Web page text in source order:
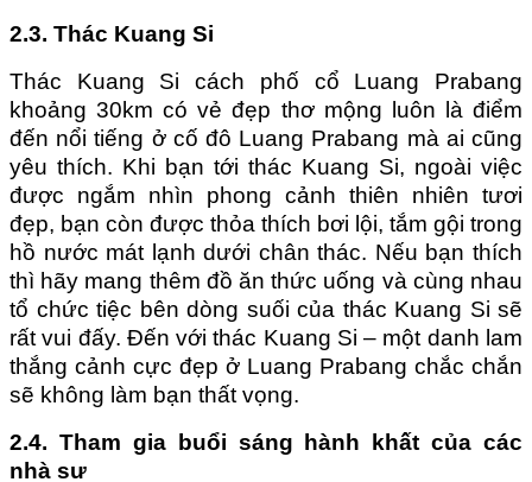
2.3. Thác Kuang Si
Thác Kuang Si cách phố cổ Luang Prabang
khoảng 30km có vẻ đẹp thơ mộng luôn là điểm
đến nổi tiếng ở cố đô Luang Prabang mà ai cũng
yêu thích. Khi bạn tới thác Kuang Si, ngoài việc
được ngắm nhìn phong cảnh thiên nhiên tươi
đẹp, bạn còn được thỏa thích bơi lội, tắm gội trong
hồ nước mát lạnh dưới chân thác. Nếu bạn thích
thì hãy mang thêm đồ ăn thức uống và cùng nhau
tổ chức tiệc bên dòng suối của thác Kuang Si sẽ
rất vui đấy. Đến với thác Kuang Si – một danh lam
thắng cảnh cực đẹp ở Luang Prabang chắc chắn
sẽ không làm bạn thất vọng.
2.4. Tham gia buổi sáng hành khất của các
nhà sư